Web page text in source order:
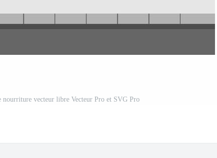
nourriture vecteur libre Vecteur Pro et SVG Pro